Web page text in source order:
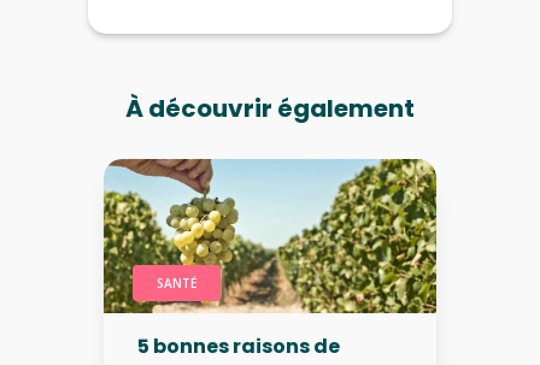
À découvrir également
SANTÉ
5 bonnes raisons de